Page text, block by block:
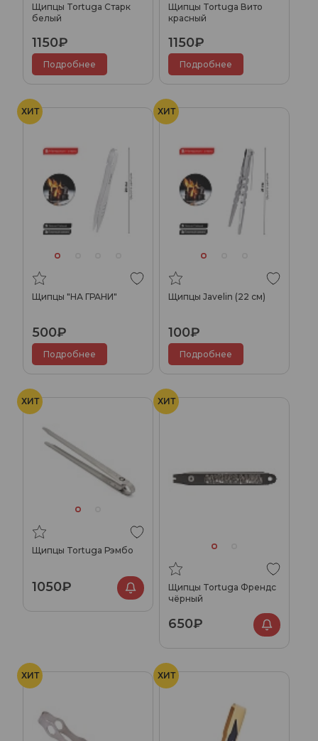
Щипцы Tortuga Старк
белый
1150₽
Подробнее
Щипцы Tortuga Вито
красный
1150₽
Подробнее
ХИТ
Щипцы "НА ГРАНИ"
500₽
Подробнее
ХИТ
Щипцы Javelin (22 см)
100₽
Подробнее
ХИТ
Щипцы Tortuga Рэмбо
1050₽
ХИТ
Щипцы Tortuga Френдс
чёрный
650₽
ХИТ ХИТ